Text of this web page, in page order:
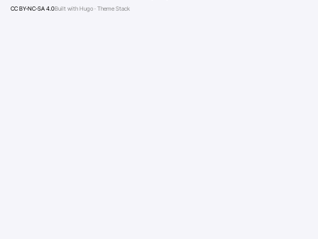
CC BY-NC-SA 4.0Built with Hugo · Theme Stack